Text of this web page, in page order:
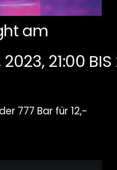
am
2023, 21:00 BIS
777 Bar für 12,-